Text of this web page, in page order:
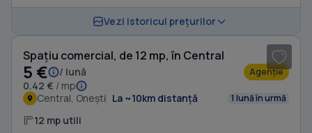
Vezi istoricul prețurilor
Spațiu comercial, de 12 mp, în Central
5 €
/ lună
0.42 € / mp
Agenție
Central, Onești La ~10km distanță 1 lună în urmă
12 mp utili